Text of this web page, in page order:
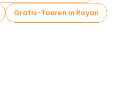
Gratis-Touren in Royan